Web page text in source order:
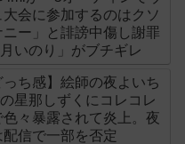
大会に参加するのはクソ
ー」と誹謗中傷し謝罪
いのり」がブチギレ
っち感】絵師の夜よいち
星那しずくにコレコレ
色々暴露されて炎上。夜
配信で一部を否定